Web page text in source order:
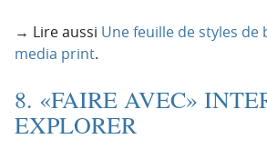
→ Lire aussi Une feuille de styles de
media print.
8. «FAIRE AVEC»
EXPLORER